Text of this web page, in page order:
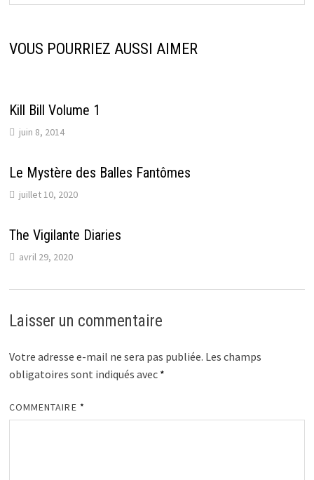
VOUS POURRIEZ AUSSI AIMER
Kill Bill Volume 1
juin 8, 2014
Le Mystère des Balles Fantômes
juillet 10, 2020
The Vigilante Diaries
avril 29, 2020
Laisser un commentaire
Votre adresse e-mail ne sera pas publiée. Les champs
obligatoires sont indiqués avec *
COMMENTAIRE *